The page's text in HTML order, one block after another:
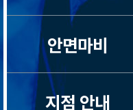
안면마비
지점 안내
목디스크
목통증